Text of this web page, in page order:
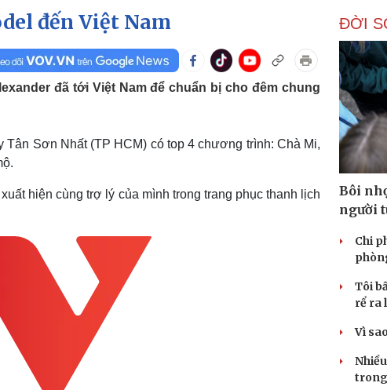
Infographic
thể thao
Ô tô - Xe máy
Tư vấn
Doanh nghiệp
Thông tin doanh
Doanh nghiệp 24h
Doanh nhân
Giải trí
Thời trang
Sao Việt
Du lịch
đến Việt Nam
đã tới Việt Nam để chuẩn bị cho đêm chung
Sơn Nhất (TP HCM) có top 4 chương trình: Chà Mi,
hiện cùng trợ lý của mình trong trang phục thanh lịch
ĐỜI
Bôi
người
Chi
Tôi
rể ra
Vì
trong